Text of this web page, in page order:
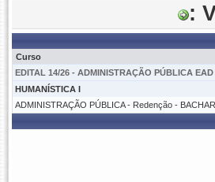
:
Curso
EDITAL 14/26 - ADMINISTRAÇÃO PÚBLICA EAD
HUMANÍSTICA I
ADMINISTRAÇÃO PÚBLICA - Redenção -